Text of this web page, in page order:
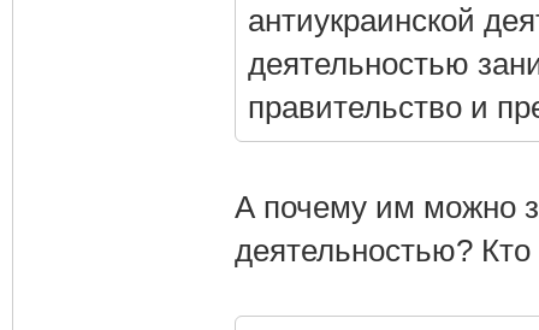
антиукраинской
деятельностью
правительство и
А почему им можно
деятельностью?